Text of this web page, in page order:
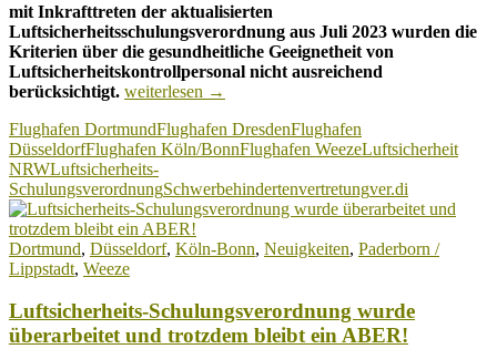
mit Inkrafttreten der aktualisierten
Luftsicherheitsschulungsverordnung aus Juli 2023 wurden die
Kriterien über die gesundheitliche Geeignetheit von
Luftsicherheitskontrollpersonal nicht ausreichend
berücksichtigt. LuftSiSchulV:
Arbeitnehmervertretungen
aus
NRW
wehren
sich!
weiterlesen →
Flughafen DortmundFlughafen DresdenFlughafen
DüsseldorfFlughafen Köln/BonnFlughafen WeezeLuftsicherheit
NRWLuftsicherheits-
SchulungsverordnungSchwerbehindertenvertretungver.di
Dortmund, Düsseldorf, Köln-Bonn, Neuigkeiten, Paderborn /
Lippstadt, Weeze
Luftsicherheits-Schulungsverordnung wurde
überarbeitet und trotzdem bleibt ein ABER!